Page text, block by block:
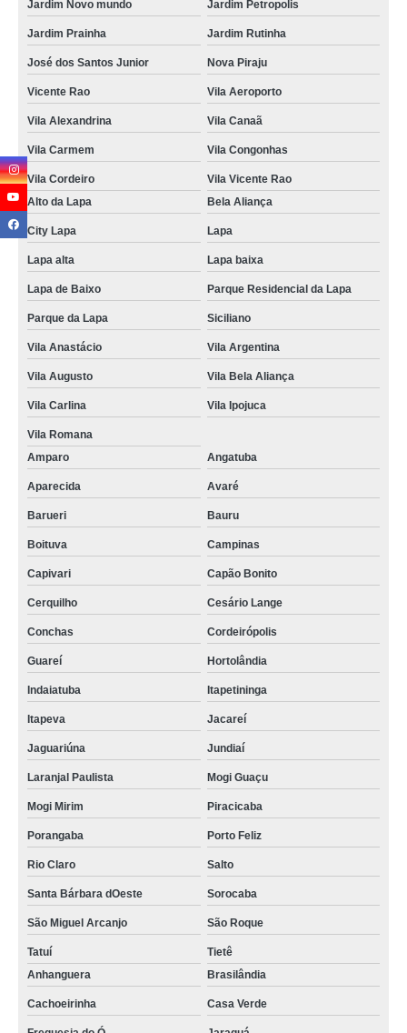
Jardim Novo mundo Jardim Petropolis
Jardim Prainha Jardim Rutinha
José dos Santos Junior Nova Piraju
Vicente Rao Vila Aeroporto
Vila Alexandrina Vila Canaã
Vila Carmem Vila Congonhas
Vila Cordeiro
Vila Vicente Rao
Alto da Lapa
Bela Aliança
City Lapa Lapa
Lapa alta Lapa baixa
Lapa de Baixo Parque Residencial da Lapa
Parque da Lapa Siciliano
Vila Anastácio Vila Argentina
Vila Augusto Vila Bela Aliança
Vila Carlina Vila Ipojuca
Vila Romana
Amparo
Angatuba
Aparecida Avaré
Barueri Bauru
Boituva Campinas
Capivari Capão Bonito
Cerquilho Cesário Lange
Conchas Cordeirópolis
Guareí Hortolândia
Indaiatuba Itapetininga
Itapeva Jacareí
Jaguariúna Jundiaí
Laranjal Paulista Mogi Guaçu
Mogi Mirim Piracicaba
Porangaba Porto Feliz
Rio Claro Salto
Santa Bárbara dOeste Sorocaba
São Miguel Arcanjo São Roque
Tatuí
Tietê
Anhanguera
Brasilândia
Cachoeirinha Casa Verde